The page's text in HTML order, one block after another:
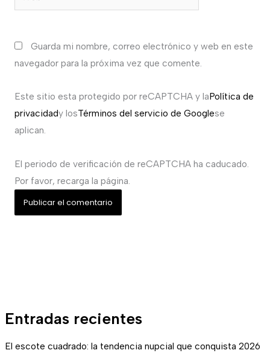
Entradas recientes
El escote cuadrado: la tendencia nupcial que conquista 2026
Guarda mi nombre, correo electrónico y web en este
navegador para la próxima vez que comente.
Este sitio esta protegido por reCAPTCHA y laPolítica de
privacidady losTérminos del servicio de Googlese
aplican.
El periodo de verificación de reCAPTCHA ha caducado.
Por favor, recarga la página.